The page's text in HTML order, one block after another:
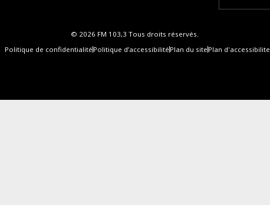
© 2026 FM 103,3 Tous droits réservés.
Politique de confidentialité Politique d’accessibilité Plan du site Plan d'accessibilite